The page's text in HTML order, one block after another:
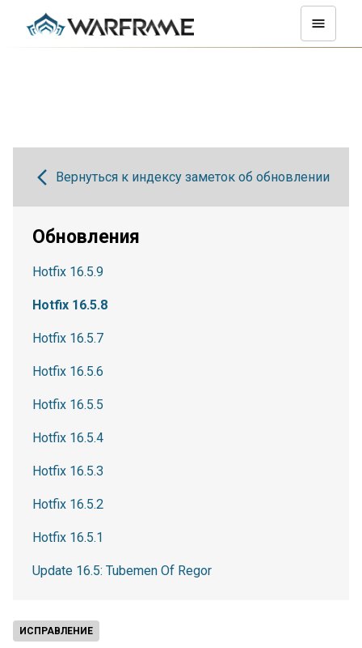
ИСПРАВЛЕНИЕ
Вернуться к индексу заметок об обновлении
Обновления
Hotfix 16.5.9
Hotfix 16.5.8
Hotfix 16.5.7
Hotfix 16.5.6
Hotfix 16.5.5
Hotfix 16.5.4
Hotfix 16.5.3
Hotfix 16.5.2
Hotfix 16.5.1
Update 16.5: Tubemen Of Regor